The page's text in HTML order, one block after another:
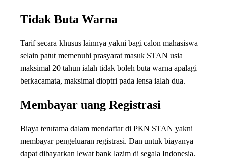
Tidak Buta Warna
Tarif secara khusus lainnya yakni bagi calon mahasiswa
selain patut memenuhi prasyarat masuk STAN usia
maksimal 20 tahun ialah tidak boleh buta warna apalagi
berkacamata, maksimal dioptri pada lensa ialah dua.
Membayar uang Registrasi
Biaya terutama dalam mendaftar di PKN STAN yakni
membayar pengeluaran registrasi. Dan untuk biayanya
dapat dibayarkan lewat bank lazim di segala Indonesia.